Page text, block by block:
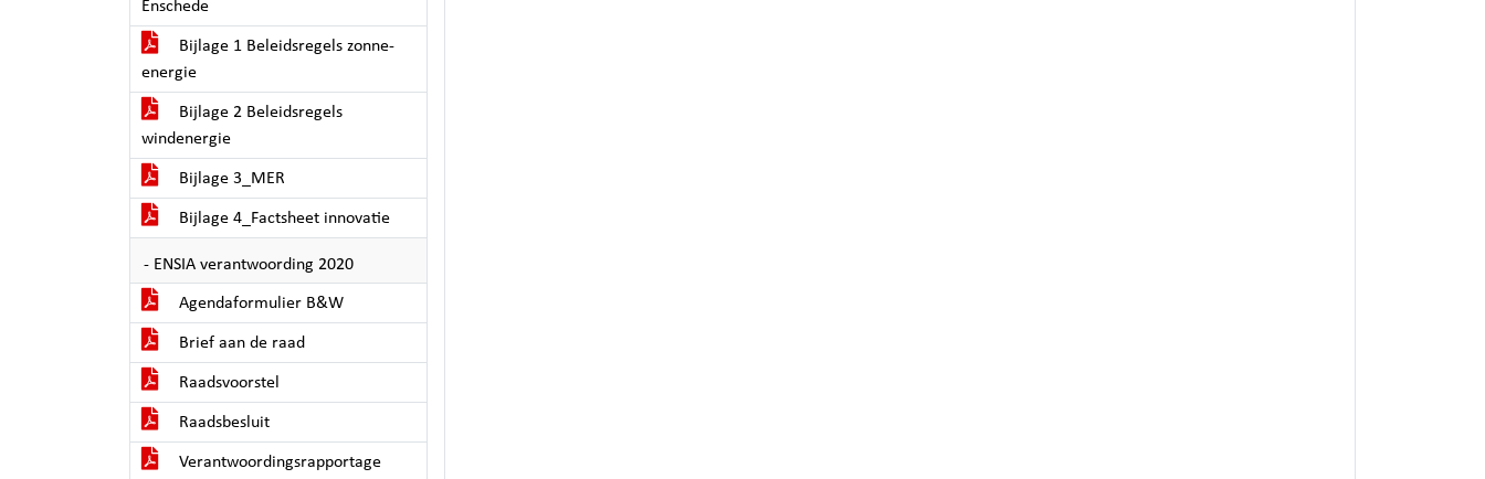
Enschede
Bijlage 1 Beleidsregels zonne-
energie
Bijlage 2 Beleidsregels
windenergie
Bijlage 3_MER
Bijlage 4_Factsheet innovatie
- ENSIA verantwoording 2020
Agendaformulier B&W
Brief aan de raad
Raadsvoorstel
Raadsbesluit
Verantwoordingsrapportage